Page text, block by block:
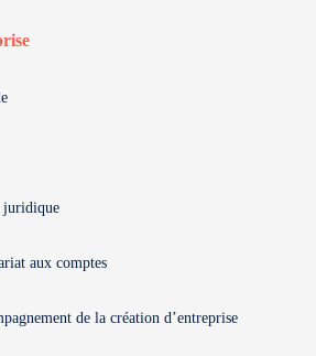
juridique
aux comptes
de la création d’entreprise